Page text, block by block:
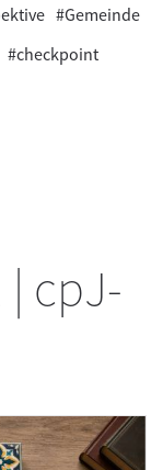
#Gemeinde
#checkpoint
cpJ-